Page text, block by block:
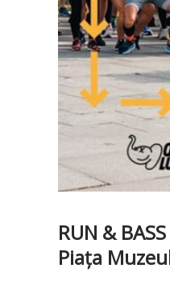
RUN &
Piața